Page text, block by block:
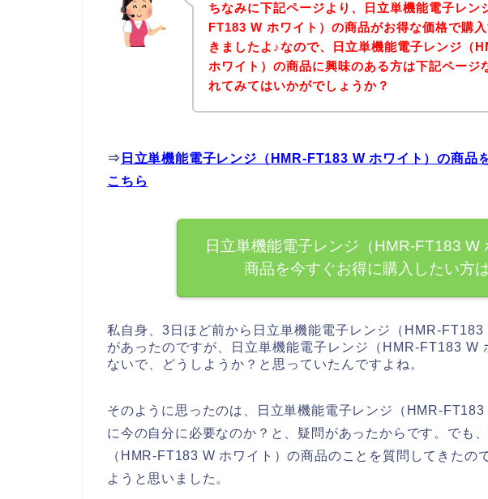
ちなみに下記ページより、日立単機能電子レン
FT183 W ホワイト）の商品がお得な価格で購
きましたよ♪なので、日立単機能電子レンジ（
ホワイト）の商品に興味のある方は下記ページ
れてみてはいかがでしょうか？
⇒ 日立単機能電子レンジ（HMR-FT183 W ホワイト）の商品
こちら
日立単機能電子レンジ（HMR-FT183 W
商品を今すぐお得に購入したい方
私自身、3日ほど前から日立単機能電子レンジ（HMR-
があったのですが、日立単機能電子レンジ（HMR-FT183 W
ないで、どうしようか？と思っていたんですよね。
そのように思ったのは、日立単機能電子レンジ（HMR-
に今の自分に必要なのか？と、疑問があったからです。でも
（HMR-FT183 W ホワイト）の商品のことを質問してきたの
ようと思いました。